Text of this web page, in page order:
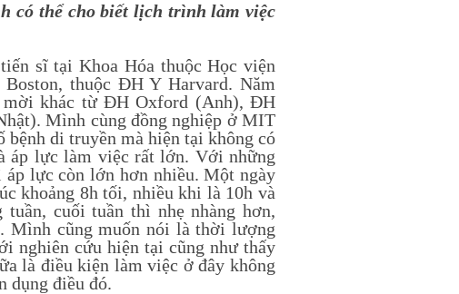
có thể cho biết lịch trình làm việc
sĩ tại Khoa Hóa thuộc Học viện
thuộc ĐH Y Harvard. Năm
mời khác từ ĐH Oxford (Anh), ĐH
Mình cùng đồng nghiệp ở MIT
di truyền mà hiện tại không có
áp lực làm việc rất lớn. Với những
lực còn lớn hơn nhiều. Một ngày
khoảng 8h tối, nhiều khi là 10h và
cuối tuần thì nhẹ nhàng hơn,
Mình cũng muốn nói là thời lượng
nghiên cứu hiện tại cũng như thấy
là điều kiện làm việc ở đây không
dụng điều đó.